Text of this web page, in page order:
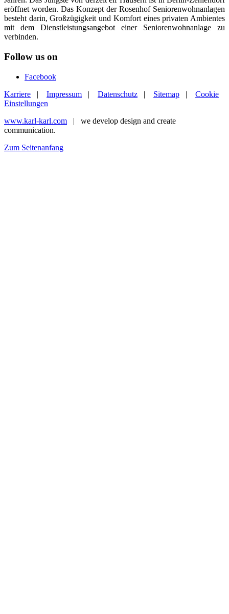
eröffnet worden. Das Konzept der Rosenhof Seniorenwohnanlagen
besteht darin, Großzügigkeit und Komfort eines privaten Ambientes
mit dem Dienstleistungsangebot einer Seniorenwohnanlage zu
verbinden.
Follow us on
Facebook
Karriere | Impressum | Datenschutz | Sitemap | Cookie
Einstellungen
www.karl-karl.com | we develop design and create
communication.
Zum Seitenanfang